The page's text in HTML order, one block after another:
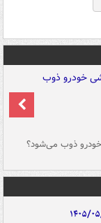
ذوب می‌شود؟